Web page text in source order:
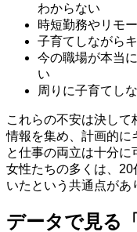
わからない
時短勤務やリモ
子育てしながら
今の職場が本当
い
周りに子育てし
これらの不安は決して
情報を集め、計画的に
と仕事の両立は十分に
女性たちの多くは、
いたという共通点があ
データで見る